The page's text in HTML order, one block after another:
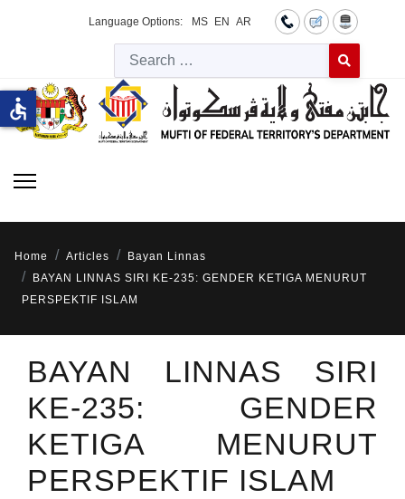
Language Options: MS EN AR
Type 2 or
Home Articles
Bayan Linnas
BAYAN LINNAS SIRI KE-235: GENDER KETIGA MENURUT
PERSPEKTIF ISLAM
BAYAN LINNAS SIRI
KE-235: GENDER
KETIGA MENURUT
PERSPEKTIF ISLAM
accessible